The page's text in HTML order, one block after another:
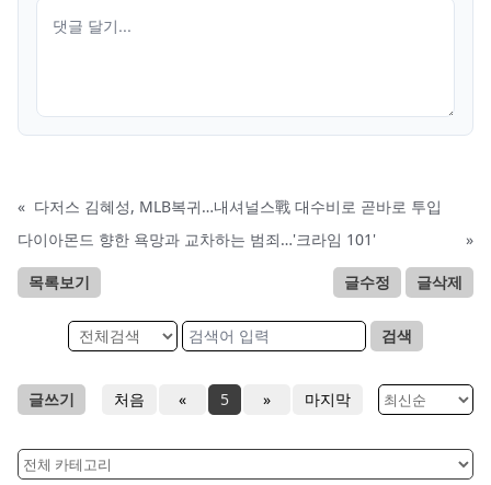
« 다저스 김혜성, MLB복귀…내셔널스戰 대수비로 곧바로 투입
다이아몬드 향한 욕망과 교차하는 범죄…'크라임 101'
»
목록보기 글수정 글삭제
검색
글쓰기 처음 « 5 » 마지막